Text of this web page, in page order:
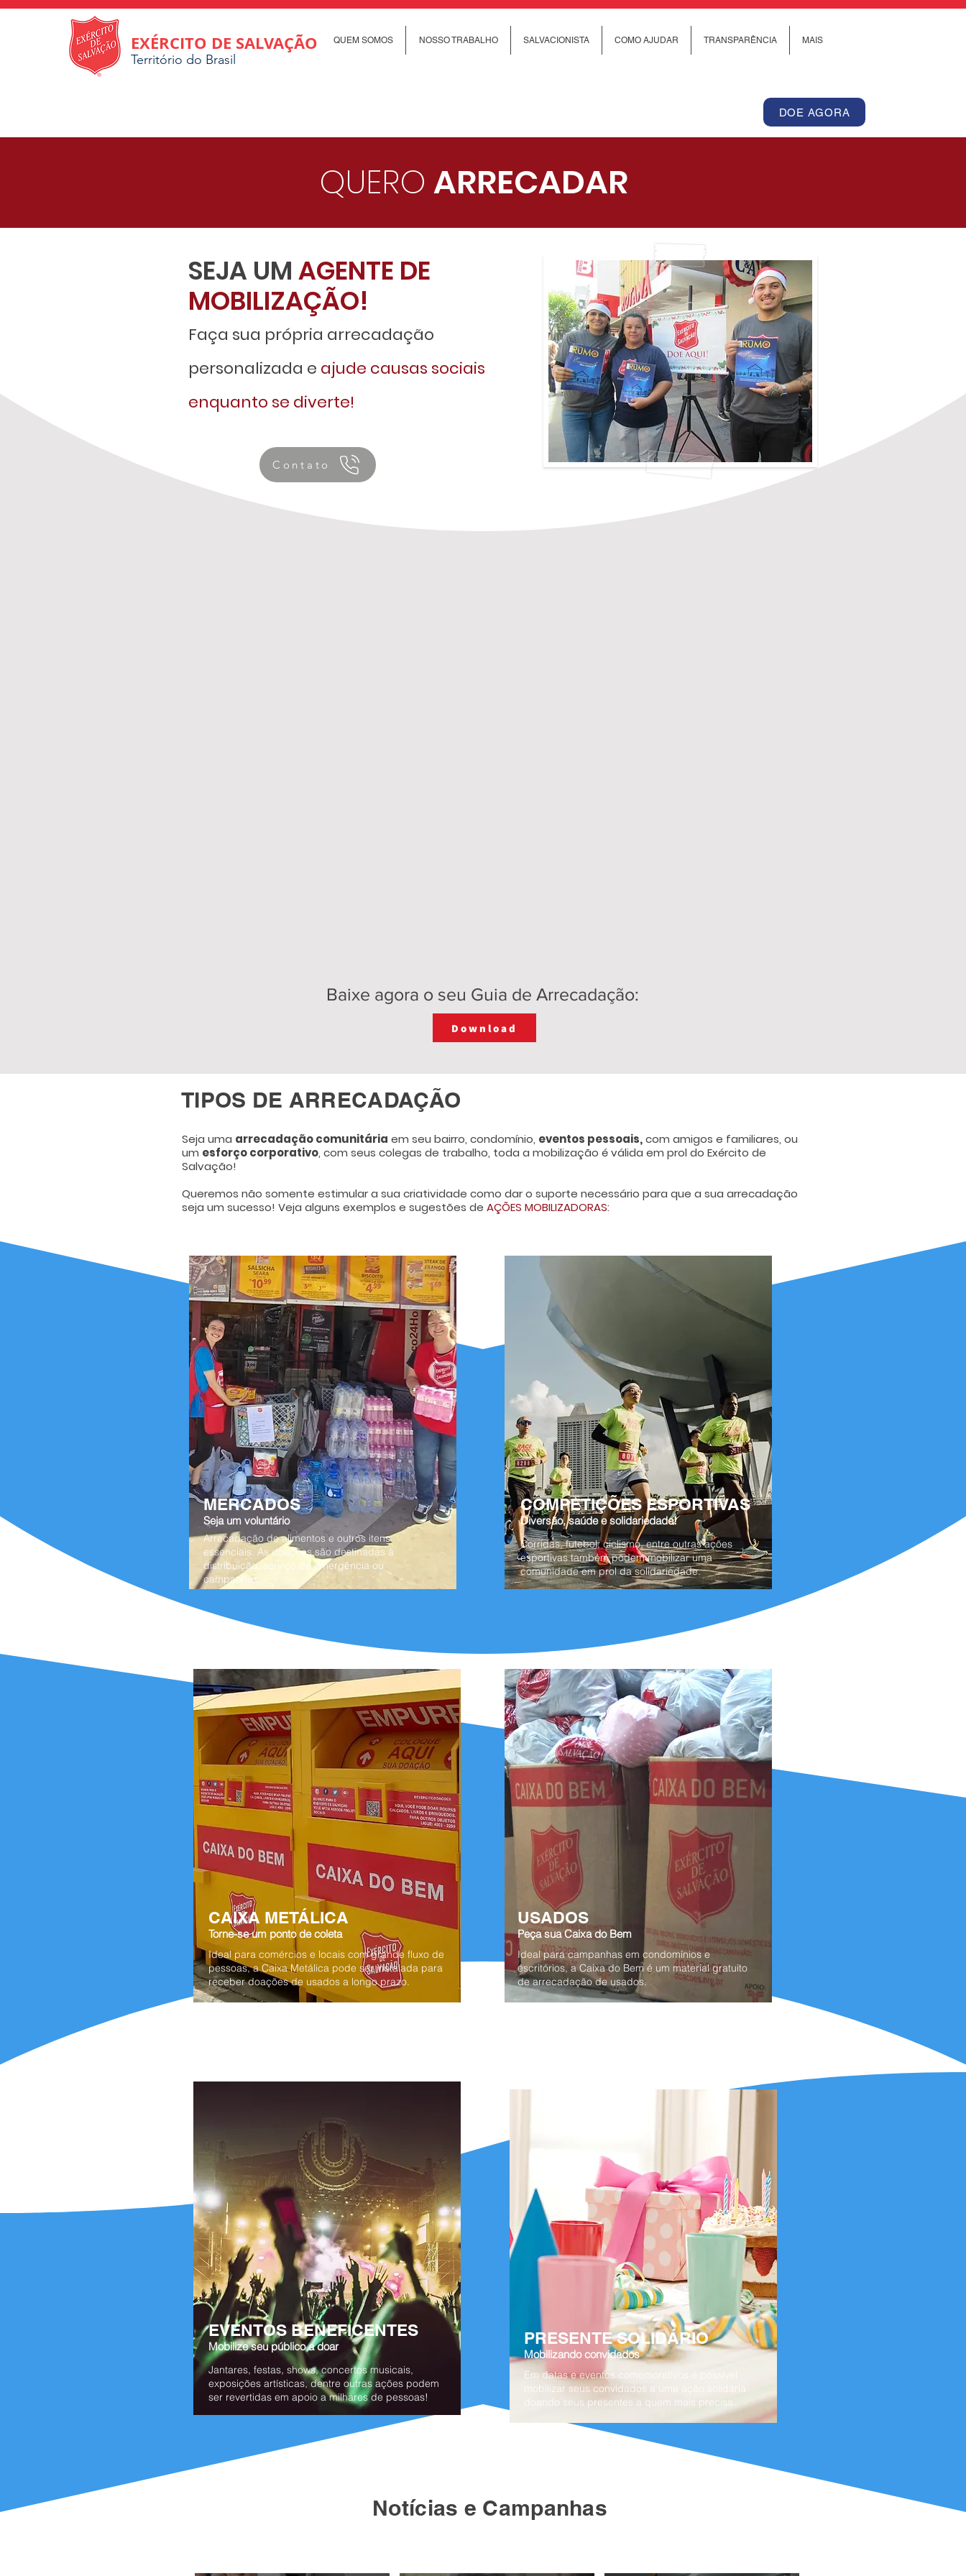
QUEM SOMOS NOSSO TRABALHO SALVACIONISTA COMO AJUDAR TRANSPARÊNCIA MAIS
EXÉRCITO DE SALVAÇÃO
Território do Brasil
DOE AGORA
QUERO ARRECADAR
SEJA UM AGENTE DE
MOBILIZAÇÃO!
Faça sua própria arrecadação
personalizada e ajude causas sociais
enquanto se diverte!
Contato
Baixe agora o seu Guia de Arrecadação:
Download
Seja uma arrecadação comunitária em seu bairro, condomínio, eventos pessoais,com amigos e familiares, ou
um esforço corporativo, com seus colegas de trabalho, toda a mobilização é válida em prol do Exército de
Salvação!
Queremos não somente estimular a sua criatividade como dar o suporte necessário para que a sua arrecadação
seja um sucesso! Veja alguns exemplos e sugestões de AÇÕES MOBILIZADORAS:
TIPOS DE ARRECADAÇÃO
MERCADOS
Seja um voluntário
Arrecadação de alimentos e outros itens
essenciais. As doações são destinadas à
distribuição, serviço de emergência ou
campanhas.
COMPETIÇÕES ESPORTIVAS
Diversão, saúde e solidariedade!
Corridas, futebol, ciclismo, entre outras ações
esportivas também podem mobilizar uma
comunidade em prol da solidariedade.
CAIXA METÁLICA
Torne-se um ponto de coleta
Ideal para comércios e locais com grande fluxo de
pessoas, a Caixa Metálica pode ser instalada para
receber doações de usados a longo prazo.
USADOS
Peça sua Caixa do Bem
Ideal para campanhas em condomínios e
escritórios, a Caixa do Bem é um material gratuito
de arrecadação de usados.
EVENTOS BENEFICENTES
Mobilize seu público a doar
Jantares, festas, shows, concertos musicais,
exposições artísticas, dentre outras ações podem
ser revertidas em apoio a milhares de pessoas!
PRESENTE SOLIDÁRIO
Mobilizando convidados
Em datas e eventos comemorativos é possível
mobilizar seus convidados a uma ação solidária
doando seus presentes a quem mais precisa.
Notícias e Campanhas